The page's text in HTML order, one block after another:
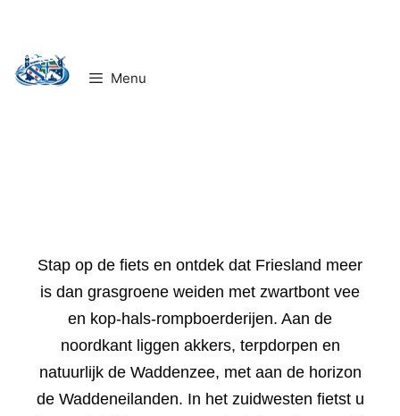
de
Menu
Stap op de fiets en ontdek dat Friesland meer
is dan grasgroene weiden met zwartbont vee
en kop-hals-rompboerderijen. Aan de
noordkant liggen akkers, terpdorpen en
natuurlijk de Waddenzee, met aan de horizon
de Waddeneilanden. In het zuidwesten fietst u